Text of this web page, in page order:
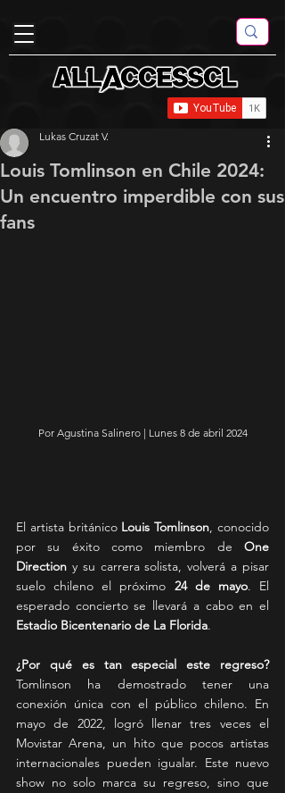
Louis Tomlinson en Chile 2024:
Un encuentro imperdible con sus
fans
Lukas Cruzat V.
Por Agustina Salinero | Lunes 8 de abril 2024
El artista británico Louis Tomlinson, conocido
por su éxito como miembro de One
Direction y su carrera solista, volverá a pisar
suelo chileno el próximo 24 de mayo. El
Estadio Bicentenario de La Florida.
¿Por qué es tan especial este regreso?
Tomlinson ha demostrado tener una
conexión única con el público chileno. En
mayo de 2022, logró llenar tres veces el
Movistar Arena, un hito que pocos artistas
internacionales pueden igualar. Este nuevo
show no solo marca su regreso, sino que